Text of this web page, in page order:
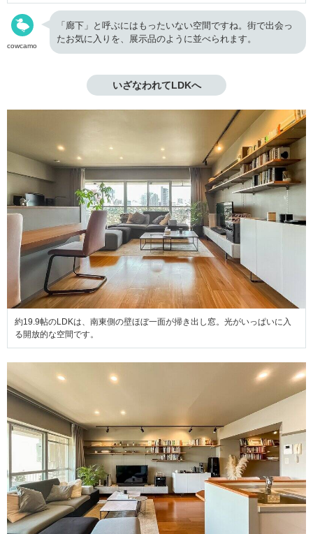
cowcamo
「廊下」と呼ぶにはもったいない空間ですね。街で出会っ
たお気に入りを、展示品のように並べられます。
いざなわれてLDKへ
約19.9帖のLDKは、南東側の壁ほぼ一面が掃き出し窓。光がいっぱいに入
る開放的な空間です。